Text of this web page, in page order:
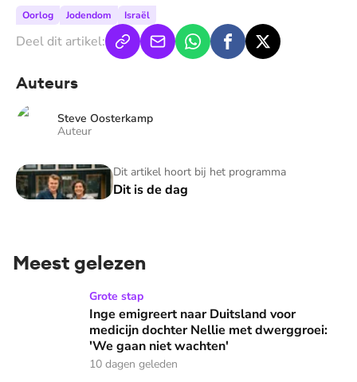
Oorlog Jodendom Israël
Deel dit artikel:
Auteurs
Steve Oosterkamp
Auteur
Dit artikel hoort bij het programma
Dit is de dag
Dit is de dag
Meest gelezen
Inge emigreert naar Duitsland voor medicijn dochter
Grote stap
Inge emigreert naar Duitsland voor
medicijn dochter Nellie met dwerggroei:
'We gaan niet wachten'
10 dagen geleden